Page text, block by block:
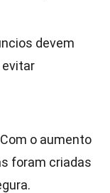
devem
evitar
Com o aumento
foram criadas